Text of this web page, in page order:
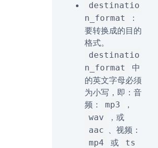
destinatio
n_format
：
要转换成的目的
格式。
destinatio
n_format
中
的英文字母必须
为小写，即：音
频：
mp3 ，
wav ，或
aac 、视频：
mp4 或 ts